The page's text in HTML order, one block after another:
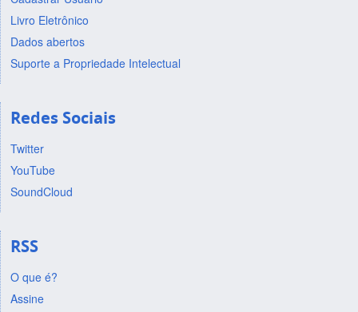
Livro Eletrônico
Dados abertos
Suporte a Propriedade Intelectual
Redes Sociais
Twitter
YouTube
SoundCloud
RSS
O que é?
Assine